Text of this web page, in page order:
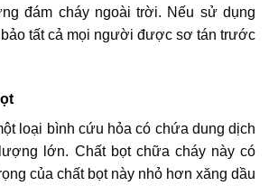
đám cháy ngoài trời. Nếu sử dụng
tất cả mọi người được sơ tán trước
loại bình cứu hỏa có chứa dung dịch
lớn. Chất bọt chữa cháy này có
của chất bọt này nhỏ hơn xăng dầu